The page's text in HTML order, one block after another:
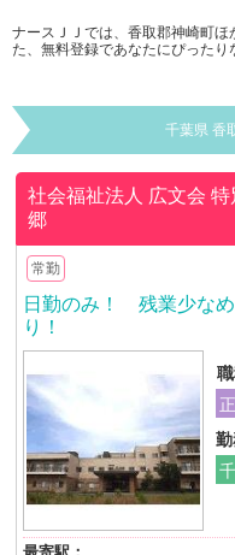
ナースＪＪでは、香取郡神崎町ほ
た、無料登録であなたにぴったり
千葉県 香
社会福祉法人 広文会特
郷
常勤
日勤のみ！ 残業少な
り！
勤